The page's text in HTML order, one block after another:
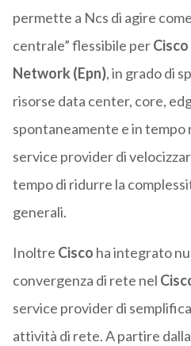
permette a Ncs di agire
centrale” flessibile per
Network (Epn), in grado di
risorse data center, core,
spontaneamente e in
service provider di
tempo di ridurre la
generali.
Inoltre Cisco ha integrato
convergenza di rete nel
service provider di
attività di rete. A partire